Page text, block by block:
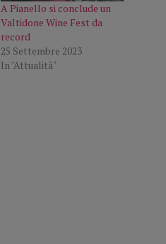
A Pianello si conclude un
Valtidone Wine Fest da
record
25 Settembre 2023
In "Attualità"